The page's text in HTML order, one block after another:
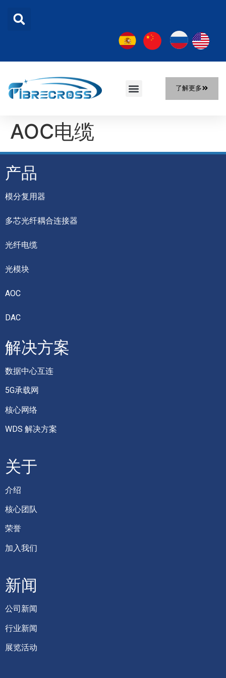
了解更多
AOC电缆
产品
模分复用器
多芯光纤耦合连接器
光纤电缆
光模块
AOC
DAC
解决方案
数据中心互连
5G承载网
核心网络
WDS 解决方案
关于
介绍
核心团队
荣誉
加入我们
新闻
公司新闻
行业新闻
展览活动